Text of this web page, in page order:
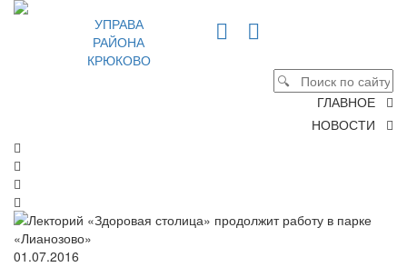
УПРАВА
РАЙОНА
КРЮКОВО
ГЛАВНОЕ
НОВОСТИ
01.07.2016